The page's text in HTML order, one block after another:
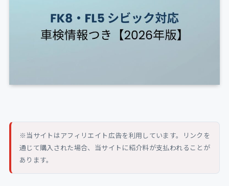
※当サイトはアフィリエイト広告を利用しています。リンクを
通じて購入された場合、当サイトに紹介料が支払われることが
あります。